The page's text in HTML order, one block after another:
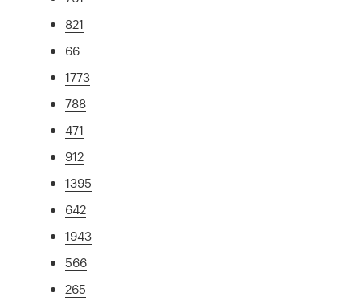
821
66
1773
788
471
912
1395
642
1943
566
265